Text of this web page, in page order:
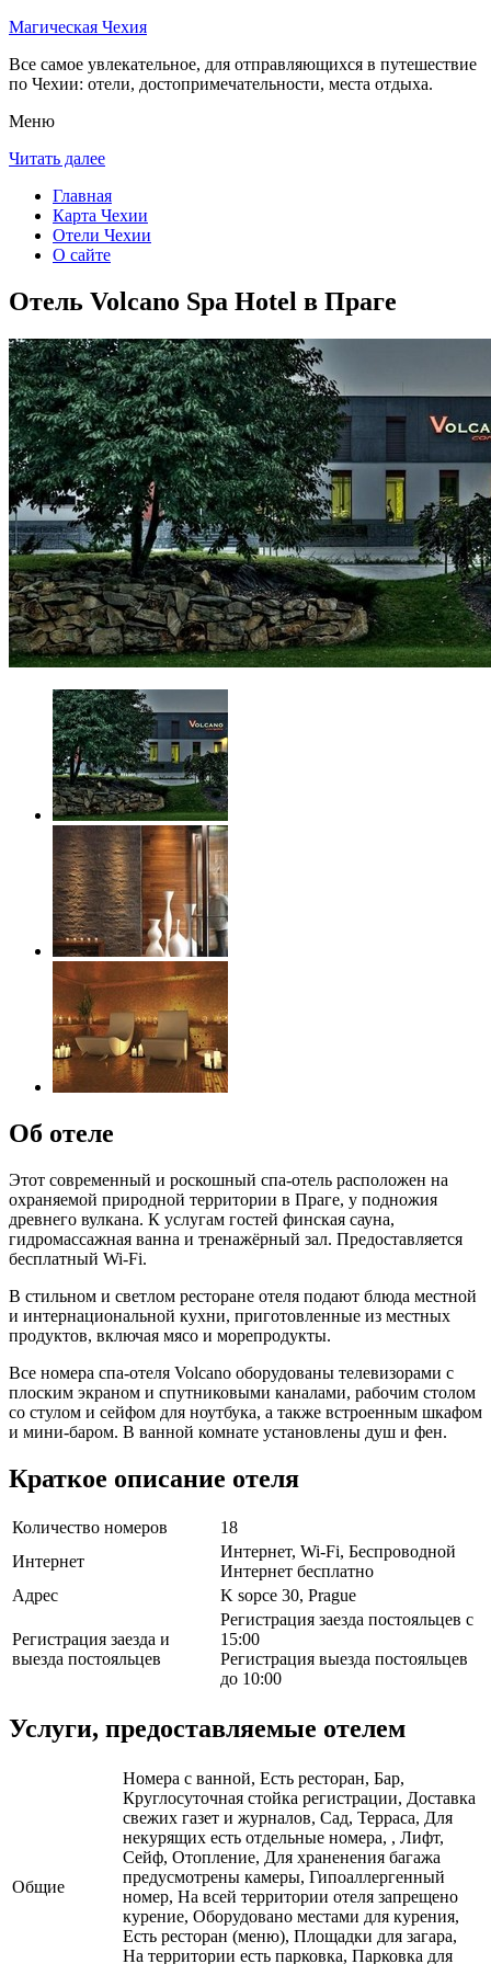
Магическая Чехия
Все самое увлекательное, для отправляющихся в путешествие
по Чехии: отели, достопримечательности, места отдыха.
Меню
Читать далее
Главная
Карта Чехии
Отели Чехии
О сайте
Отель Volcano Spa Hotel в Праге
Об отеле
Этот современный и роскошный спа-отель расположен на
охраняемой природной территории в Праге, у подножия
древнего вулкана. К услугам гостей финская сауна,
гидромассажная ванна и тренажёрный зал. Предоставляется
бесплатный Wi-Fi.
В стильном и светлом ресторане отеля подают блюда местной
и интернациональной кухни, приготовленные из местных
продуктов, включая мясо и морепродукты.
Все номера спа-отеля Volcano оборудованы телевизорами с
плоским экраном и спутниковыми каналами, рабочим столом
со стулом и сейфом для ноутбука, а также встроенным шкафом
и мини-баром. В ванной комнате установлены душ и фен.
Краткое описание отеля
Количество номеров
18
Интернет
Интернет, Wi-Fi, Беспроводной
Интернет бесплатно
Адрес
K sopce 30, Prague
Регистрация заезда и
выезда постояльцев
Регистрация заезда постояльцев с
15:00
Регистрация выезда постояльцев
до 10:00
Услуги, предоставляемые отелем
Общие
Номера с ванной, Есть ресторан, Бар,
Круглосуточная стойка регистрации, Доставка
свежих газет и журналов, Сад, Терраса, Для
некурящих есть отдельные номера, , Лифт,
Сейф, Отопление, Для храненения багажа
предусмотрены камеры, Гипоаллергенный
номер, На всей территории отеля запрещено
курение, Оборудовано местами для курения,
Есть ресторан (меню), Площадки для загара,
На территории есть парковка, Парковка для